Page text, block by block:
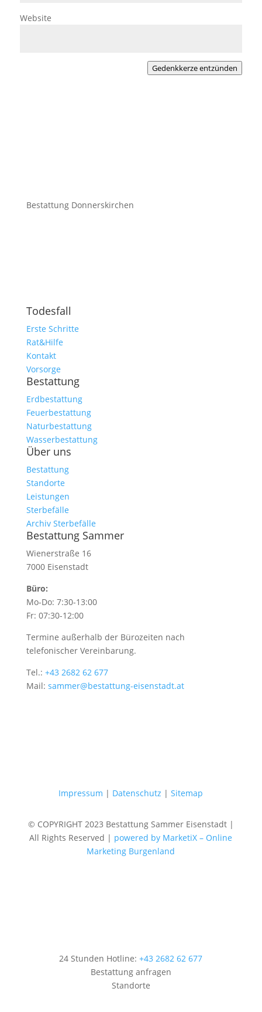
Website
Gedenkkerze entzünden
Bestattung Donnerskirchen
Todesfall
Erste Schritte
Rat&Hilfe
Kontakt
Vorsorge
Bestattung
Erdbestattung
Feuerbestattung
Naturbestattung
Wasserbestattung
Über uns
Bestattung
Standorte
Leistungen
Sterbefälle
Archiv Sterbefälle
Bestattung Sammer
Wienerstraße 16
7000 Eisenstadt
Büro:
Mo-Do: 7:30-13:00
Fr: 07:30-12:00
Termine außerhalb der Bürozeiten nach
telefonischer Vereinbarung.
Tel.: +43 2682 62 677
Mail: sammer@bestattung-eisenstadt.at
Impressum | Datenschutz |Sitemap
© COPYRIGHT 2023 Bestattung Sammer Eisenstadt |
All Rights Reserved | powered by MarketiX – Online
Marketing Burgenland
24 Stunden Hotline:+43 2682 62 677
Bestattung anfragen
Standorte